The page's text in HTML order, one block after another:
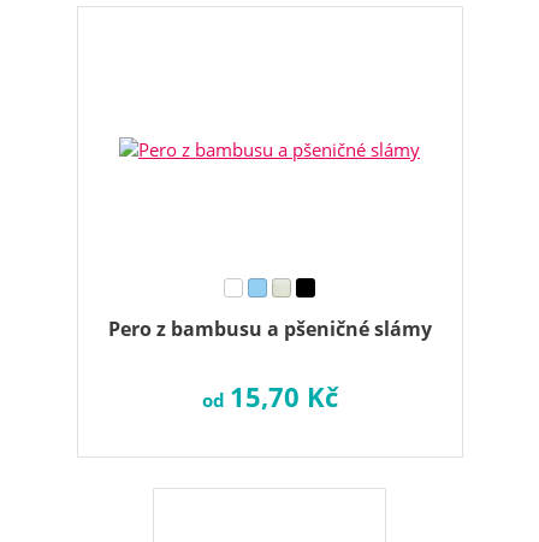
Pero z bambusu a pšeničné slámy
od 15,70 Kč